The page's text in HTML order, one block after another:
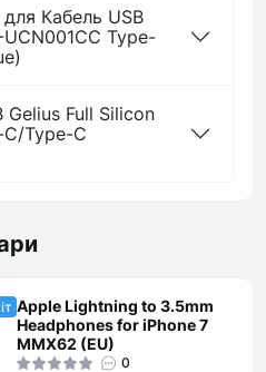
Кабель USB
Type-
Gelius Full Silicon
C/Type-C
Apple Lightning to 3.5mm
Headphones for iPhone 7
MMX62 (EU)
0